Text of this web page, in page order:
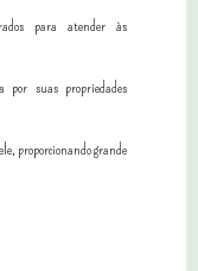
para atender às
por suas propriedades
proporcionando grande